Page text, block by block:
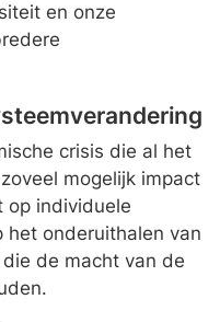
en onze
crisis die al het
mogelijk impact
op individuele
het onderuithalen van
de macht van de